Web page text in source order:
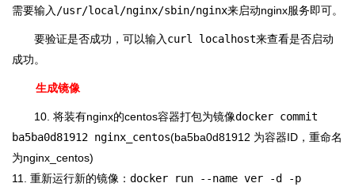
需要输入 /usr/local/nginx/sbin/nginx来启动nginx服务即可。
要验证是否成功，可以输入 curl localhost来查看是否启动
成功。
生成镜像
10. 将装有nginx的centos容器打包为镜像docker commit
ba5ba0d81912 nginx_centos(ba5ba0d81912 为容器ID，重命名
为nginx_centos)
11. 重新运行新的镜像： docker run --name ver -d -p